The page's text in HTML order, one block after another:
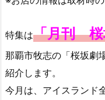
特集は「月刊 桜
那覇市牧志の「桜坂劇
紹介します。
今月は、アイスランド